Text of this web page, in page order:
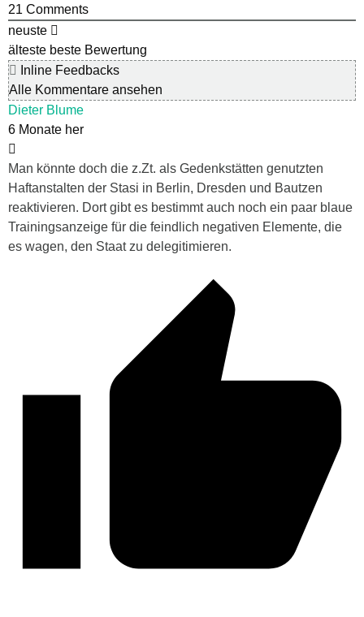
21 Comments
neuste
älteste beste Bewertung
Inline Feedbacks
Alle Kommentare ansehen
Dieter Blume
6 Monate her
Man könnte doch die z.Zt. als Gedenkstätten genutzten
Haftanstalten der Stasi in Berlin, Dresden und Bautzen
reaktivieren. Dort gibt es bestimmt auch noch ein paar blaue
Trainingsanzeige für die feindlich negativen Elemente, die
es wagen, den Staat zu delegitimieren.